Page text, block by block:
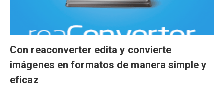
Con reaconverter edita y convierte
imágenes en formatos de manera simple y
eficaz